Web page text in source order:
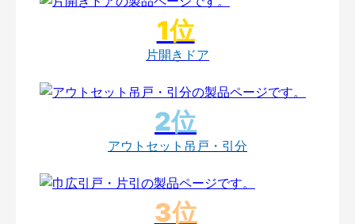
片開きドア
アウトセット吊戸・引分